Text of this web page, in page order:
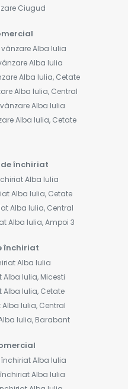
Ciugud
Alba Iulia
Alba Iulia
Alba Iulia, Cetate
Alba Iulia, Central
Alba Iulia
Alba Iulia, Cetate
închiriat
Alba Iulia
Alba Iulia, Cetate
Alba Iulia, Central
Alba Iulia, Ampoi 3
închiriat
Alba Iulia
Iulia, Micesti
Alba Iulia, Cetate
Iulia, Central
Iulia, Barabant
Alba Iulia
Alba Iulia